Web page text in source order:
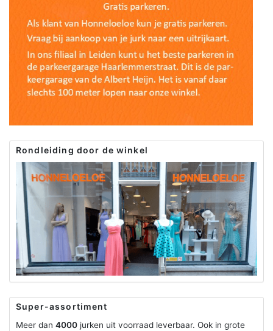
Rondleiding door de winkel
Super-assortiment
Meer dan 4000 jurken uit voorraad leverbaar. Ook in grote